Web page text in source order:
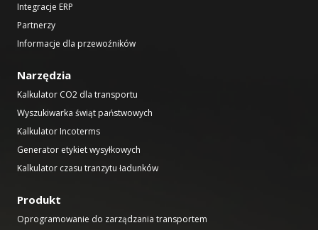
Integracje ERP
Partnerzy
Informacje dla przewoźników
Narzędzia
Kalkulator CO2 dla transportu
Wyszukiwarka świąt państwowych
Kalkulator Incoterms
Generator etykiet wysyłkowych
Kalkulator czasu tranzytu ładunków
Produkt
Oprogramowanie do zarządzania transportem